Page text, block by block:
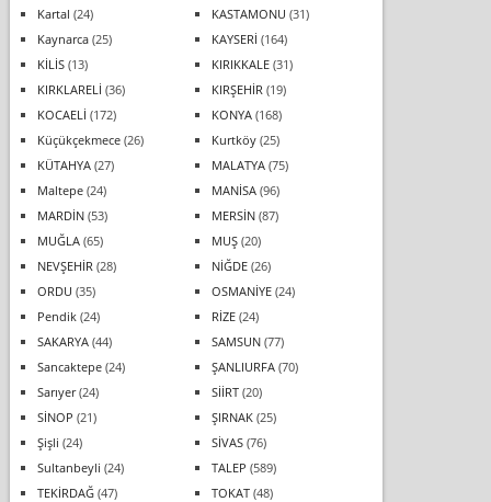
Kartal (24) KASTAMONU (31)
Kaynarca(25) KAYSERİ (164)
KİLİS(13) KIRIKKALE(31)
KIRKLARELİ (36) KIRŞEHİR (19)
KOCAELİ (172) KONYA(168)
Küçükçekmece(26) Kurtköy(25)
KÜTAHYA(27) MALATYA(75)
Maltepe(24) MANİSA(96)
MARDİN(53) MERSİN(87)
MUĞLA(65) MUŞ(20)
NEVŞEHİR (28) NİĞDE(26)
ORDU (35) OSMANİYE(24)
Pendik(24) RİZE(24)
SAKARYA(44) SAMSUN(77)
Sancaktepe(24) ŞANLIURFA(70)
Sarıyer(24) SİİRT(20)
SİNOP (21) ŞIRNAK(25)
Şişli (24) SİVAS(76)
Sultanbeyli (24) TALEP (589)
TEKİRDAĞ(47) TOKAT(48)